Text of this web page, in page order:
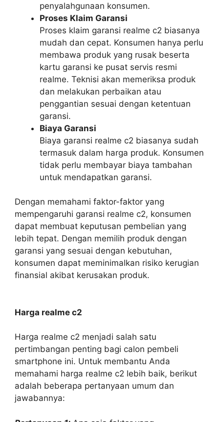
penyalahgunaan konsumen.
Proses Klaim Garansi
Proses klaim garansi realme c2 biasanya
mudah dan cepat. Konsumen hanya perlu
membawa produk yang rusak beserta
kartu garansi ke pusat servis resmi
realme. Teknisi akan memeriksa produk
dan melakukan perbaikan atau
penggantian sesuai dengan ketentuan
garansi.
Biaya Garansi
Biaya garansi realme c2 biasanya sudah
termasuk dalam harga produk. Konsumen
tidak perlu membayar biaya tambahan
untuk mendapatkan garansi.
Dengan memahami faktor-faktor yang
mempengaruhi garansi realme c2, konsumen
dapat membuat keputusan pembelian yang
lebih tepat. Dengan memilih produk dengan
garansi yang sesuai dengan kebutuhan,
konsumen dapat meminimalkan risiko kerugian
finansial akibat kerusakan produk.
Harga realme c2
Harga realme c2 menjadi salah satu
pertimbangan penting bagi calon pembeli
smartphone ini. Untuk membantu Anda
memahami harga realme c2 lebih baik, berikut
adalah beberapa pertanyaan umum dan
jawabannya: